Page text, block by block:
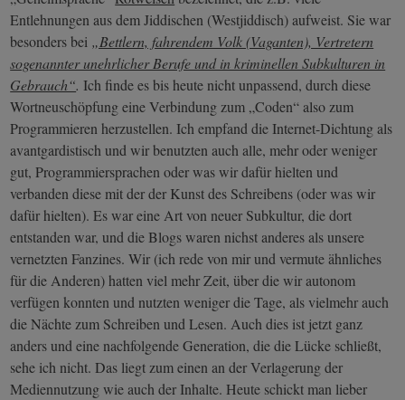
Entlehnungen aus dem Jiddischen (Westjiddisch) aufweist. Sie war
besonders bei „Bettlern, fahrendem Volk (Vaganten), Vertretern
sogenannter unehrlicher Berufe und in kriminellen Subkulturen in
Gebrauch“. Ich finde es bis heute nicht unpassend, durch diese
Wortneuschöpfung eine Verbindung zum „Coden“ also zum
Programmieren herzustellen. Ich empfand die Internet-Dichtung als
avantgardistisch und wir benutzten auch alle, mehr oder weniger
gut, Programmiersprachen oder was wir dafür hielten und
verbanden diese mit der der Kunst des Schreibens (oder was wir
dafür hielten). Es war eine Art von neuer Subkultur, die dort
entstanden war, und die Blogs waren nichst anderes als unsere
vernetzten Fanzines. Wir (ich rede von mir und vermute ähnliches
für die Anderen) hatten viel mehr Zeit, über die wir autonom
verfügen konnten und nutzten weniger die Tage, als vielmehr auch
die Nächte zum Schreiben und Lesen. Auch dies ist jetzt ganz
anders und eine nachfolgende Generation, die die Lücke schließt,
sehe ich nicht. Das liegt zum einen an der Verlagerung der
Mediennutzung wie auch der Inhalte. Heute schickt man lieber